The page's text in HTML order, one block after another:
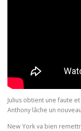
Julius obtient une faute
Anthony lâche un
New York va bien